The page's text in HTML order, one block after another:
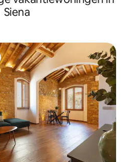
Wijnkelders,
typische
Siena